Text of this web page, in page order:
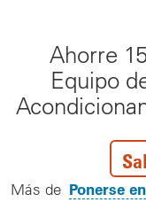
Ahorre
Equipo
Más de Ponerse